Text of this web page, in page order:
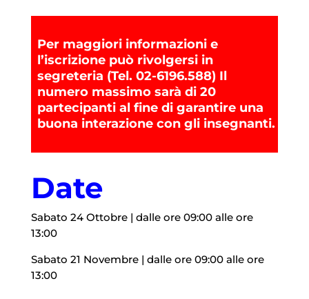
Per maggiori informazioni e
l’iscrizione può rivolgersi in
segreteria (Tel. 02-6196.588) Il
numero massimo sarà di 20
partecipanti al fine di garantire una
buona interazione con gli insegnanti.
Date
Sabato 24 Ottobre | dalle ore 09:00 alle ore
13:00
Sabato 21 Novembre | dalle ore 09:00 alle ore
13:00